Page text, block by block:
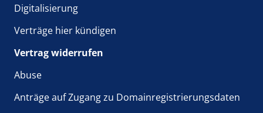
Digitalisierung
Verträge hier kündigen
Vertrag widerrufen
Abuse
Anträge auf Zugang zu Domainregistrierungsdaten